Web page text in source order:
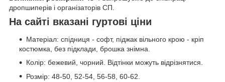
дропшиперів і організаторів СП.
На сайті вказані гуртові ціни
Матеріал: спідниця - софт, піджак вільного крою - кріп
костюмка, без підклади, брошка знімна.
Колір: бежевий, чорний. Відтінки можуть відрізнятися.
Розмір: 48-50, 52-54, 56-58, 60-62.